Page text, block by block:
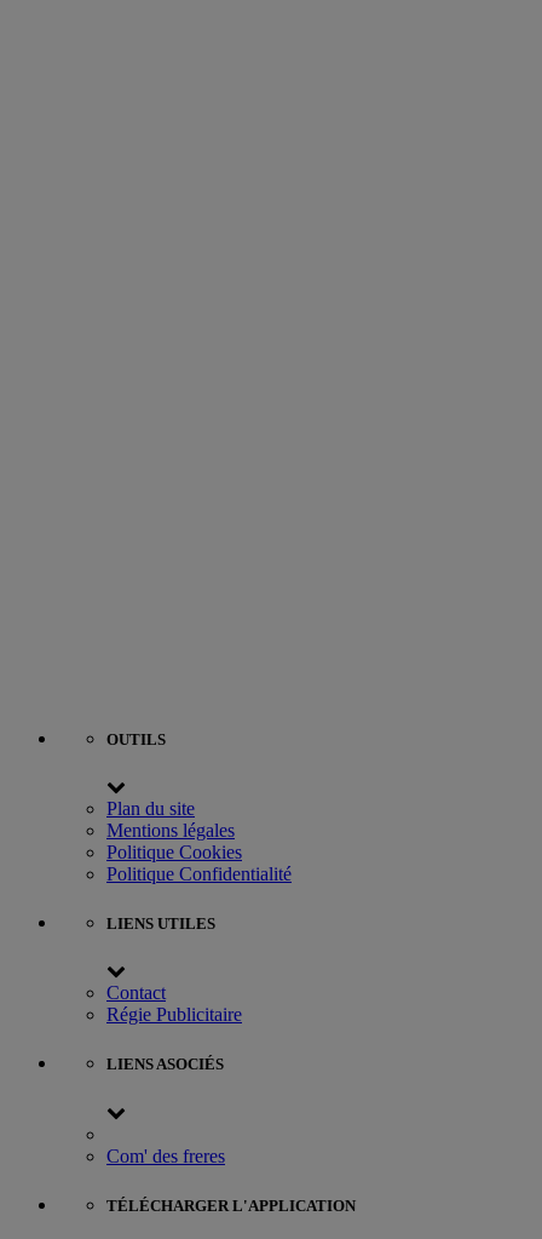
OUTILS
Plan du site
Mentions légales
Politique Cookies
Politique Confidentialité
LIENS UTILES
Contact
Régie Publicitaire
LIENS ASOCIÉS
Com' des freres
TÉLÉCHARGER L'APPLICATION